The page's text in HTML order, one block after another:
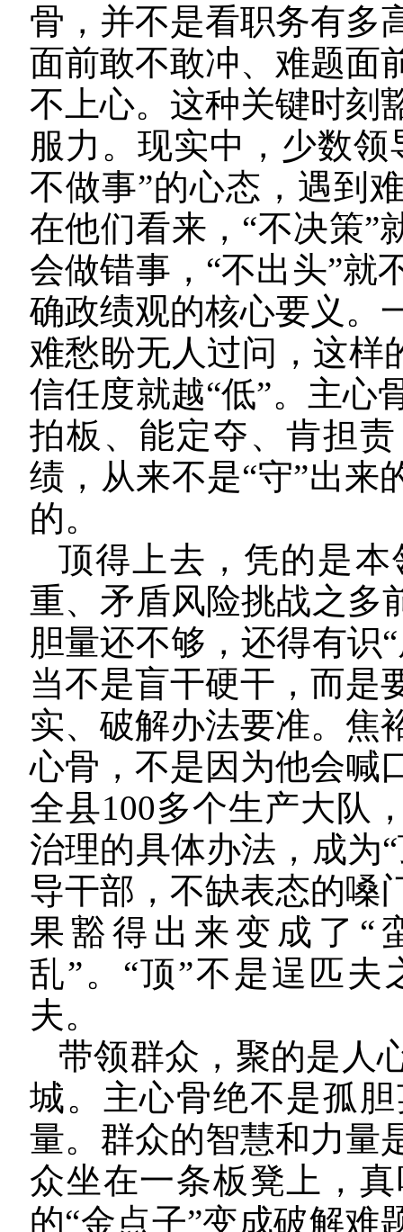
骨，并不是看职务有多
面前敢不敢冲、难题面
不上心。这种关键时刻
服力。现实中，少数
不做事”的心态，遇到
在他们看来，“不决策”
会做错事，“不出头”就
确政绩观的核心要义。
难愁盼无人过问，这样
信任度就越“低”。主心
拍板、能定夺、肯担
绩，从来不是“守”出来
的。
顶得上去，凭的是
重、矛盾风险挑战之多
胆量还不够，还得有识
当不是盲干硬干，而是
实、破解办法要准。焦
心骨，不是因为他会喊
全县100多个生产大队
治理的具体办法，成为
导干部，不缺表态的嗓
果豁得出来变成了“
乱”。“顶”不是逞匹
夫。
带领群众，聚的是人
城。主心骨绝不是孤
量。群众的智慧和力量
众坐在一条板凳上，
的“金点子”变成破解难